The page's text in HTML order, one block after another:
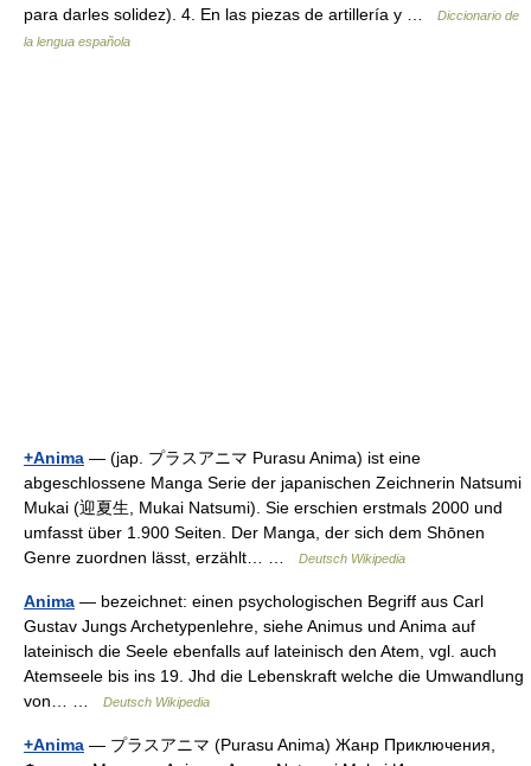
para darles solidez). 4. En las piezas de artillería y …
Diccionario de
la lengua española
+Anima — (jap. プラスアニマ Purasu Anima) ist eine
abgeschlossene Manga Serie der japanischen Zeichnerin Natsumi
Mukai (迎夏生, Mukai Natsumi). Sie erschien erstmals 2000 und
umfasst über 1.900 Seiten. Der Manga, der sich dem Shōnen
Genre zuordnen lässt, erzählt… …
Deutsch Wikipedia
Anima — bezeichnet: einen psychologischen Begriff aus Carl
Gustav Jungs Archetypenlehre, siehe Animus und Anima auf
lateinisch die Seele ebenfalls auf lateinisch den Atem, vgl. auch
Atemseele bis ins 19. Jhd die Lebenskraft welche die Umwandlung
von… …
Deutsch Wikipedia
+Anima — プラスアニマ (Purasu Anima) Жанр Приключения,